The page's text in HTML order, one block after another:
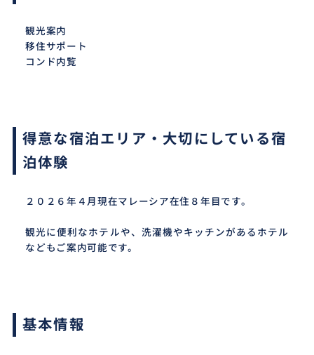
観光案内
移住サポート
コンド内覧
得意な宿泊エリア・大切にしている宿
泊体験
２０２６年４月現在マレーシア在住８年目です。
観光に便利なホテルや、洗濯機やキッチンがあるホテル
などもご案内可能です。
基本情報